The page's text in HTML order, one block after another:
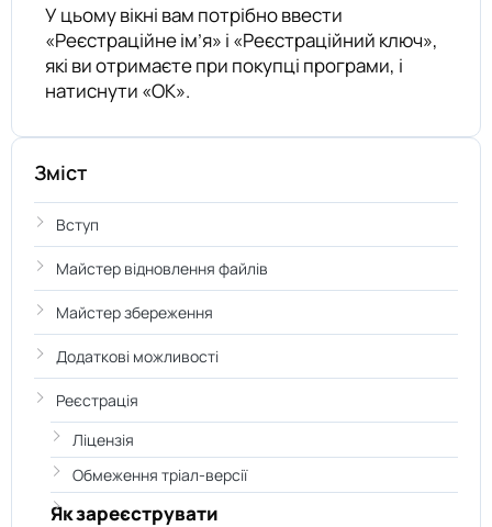
У цьому вікні вам потрібно ввести
«Реєстраційне ім’я» і «Реєстраційний ключ»,
які ви отримаєте при покупці програми, і
натиснути «ОК».
Зміст
Вступ
Майстер відновлення файлів
Майстер збереження
Додаткові можливості
Реєстрація
Ліцензія
Обмеження тріал-версії
Як зареєструвати